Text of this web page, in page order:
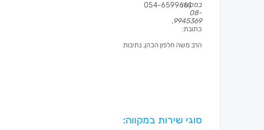
במקווה
08-
9945369,
054-6599661
כתובת:
הרב משה חלפון הכהן, נתיבות
סוגי שירות במקווה: